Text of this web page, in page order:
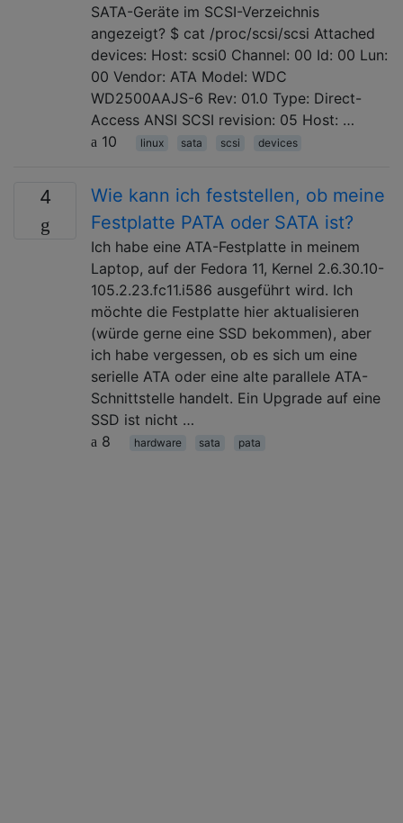
SATA-Geräte im SCSI-Verzeichnis
angezeigt? $ cat /proc/scsi/scsi Attached
devices: Host: scsi0 Channel: 00 Id: 00 Lun:
00 Vendor: ATA Model: WDC
WD2500AAJS-6 Rev: 01.0 Type: Direct-
Access ANSI SCSI revision: 05 Host: …
10
linux sata scsi devices
4
Wie kann ich feststellen, ob meine
Festplatte PATA oder SATA ist?
Ich habe eine ATA-Festplatte in meinem
Laptop, auf der Fedora 11, Kernel 2.6.30.10-
105.2.23.fc11.i586 ausgeführt wird. Ich
möchte die Festplatte hier aktualisieren
(würde gerne eine SSD bekommen), aber
ich habe vergessen, ob es sich um eine
serielle ATA oder eine alte parallele ATA-
Schnittstelle handelt. Ein Upgrade auf eine
SSD ist nicht …
8
hardware sata pata